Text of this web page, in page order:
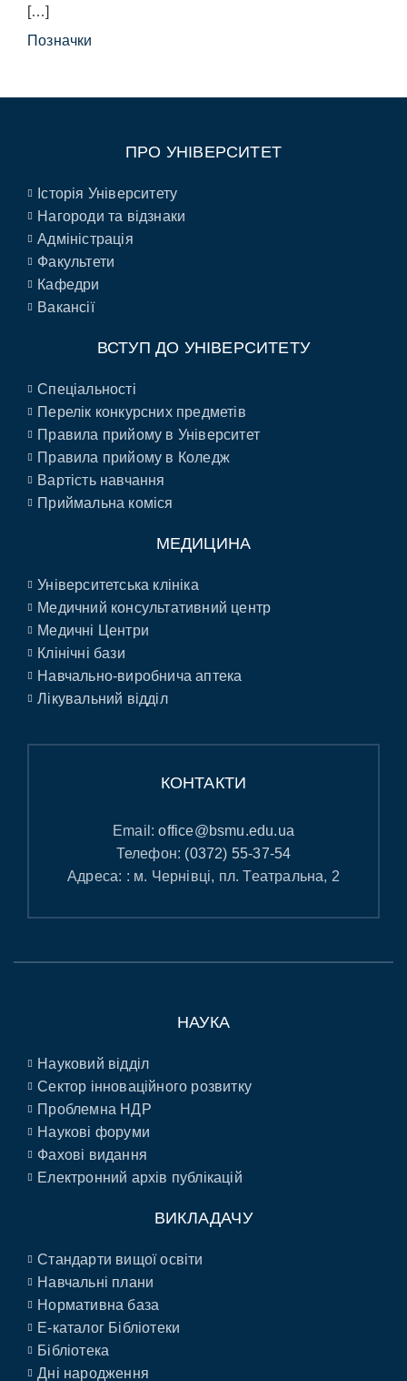
[…]
Позначки
ПРО УНІВЕРСИТЕТ
Історія Університету
Нагороди та відзнаки
Адміністрація
Факультети
Кафедри
Вакансії
ВСТУП ДО УНІВЕРСИТЕТУ
Спеціальності
Перелік конкурсних предметів
Правила прийому в Університет
Правила прийому в Коледж
Вартість навчання
Приймальна коміся
МЕДИЦИНА
Університетська клініка
Медичний консультативний центр
Медичні Центри
Клінічні бази
Навчально-виробнича аптека
Лікувальний відділ
КОНТАКТИ
Email:office@bsmu.edu.ua
Телефон: (0372) 55-37-54
Адреса: : м. Чернівці, пл. Театральна, 2
НАУКА
Науковий відділ
Сектор інноваційного розвитку
Проблемна НДР
Наукові форуми
Фахові видання
Електронний архів публікацій
ВИКЛАДАЧУ
Стандарти вищої освіти
Навчальні плани
Нормативна база
E-каталог Бібліотеки
Бібліотека
Дні народження